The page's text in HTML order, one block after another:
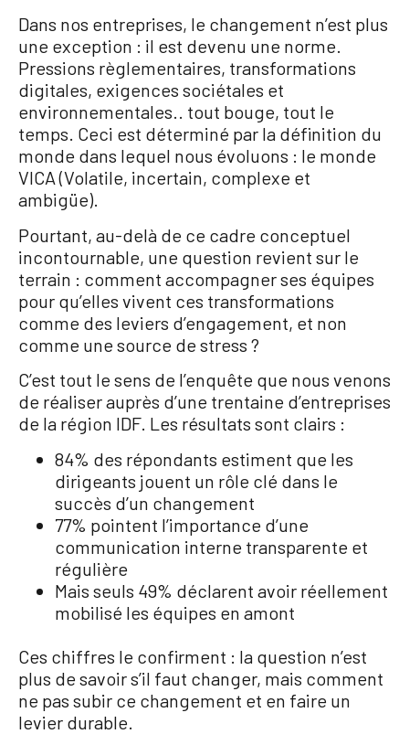
Dans nos entreprises, le changement n’est plus
une exception : il est devenu une norme.
Pressions règlementaires, transformations
digitales, exigences sociétales et
environnementales.. tout bouge, tout le
temps. Ceci est déterminé par la définition du
monde dans lequel nous évoluons : le monde
VICA (Volatile, incertain, complexe et
ambigüe).
Pourtant, au-delà de ce cadre conceptuel
incontournable, une question revient sur le
terrain : comment accompagner ses équipes
pour qu’elles vivent ces transformations
comme des leviers d’engagement, et non
comme une source de stress ?
C’est tout le sens de l’enquête que nous venons
de réaliser auprès d’une trentaine d’entreprises
de la région IDF. Les résultats sont clairs :
84% des répondants estiment que les
dirigeants jouent un rôle clé dans le
succès d’un changement
77% pointent l’importance d’une
communication interne transparente et
régulière
Mais seuls 49% déclarent avoir réellement
mobilisé les équipes en amont
Ces chiffres le confirment : la question n’est
plus de savoir s’il faut changer, mais comment
ne pas subir ce changement et en faire un
levier durable.